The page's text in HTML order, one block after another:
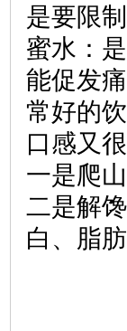
是要限
蜜水：
能促发
常好的
口感又
一是爬
二是解
白、脂